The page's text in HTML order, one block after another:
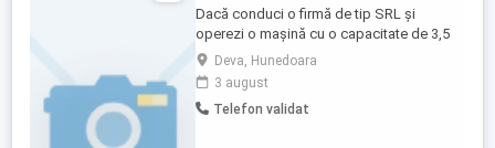
Dacă conduci o firmă de tip SRL și
operezi o mașină cu o capacitate de 3,5
tone, suntem interesați să vorbim cu tine!
Ne străduim să extindem echipa noastră
de livrare și căutăm parteneri cu vehicule
potrivite pentru a gestiona expedieri în
Deva, Hunedoara
3 august
Telefon validat